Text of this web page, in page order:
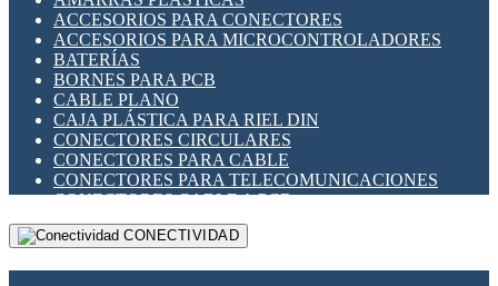
INDICADORES PARA PANEL
INTERFACES DE RELÉ
INTERRUPTORES FIN DE CARRERA
LLAVES CONMUTADORAS
MEDIDORES DE ENERGÍA Y TC'S DE CORRIENTE
MOTORES PASO A PASO
PANTALLAS HMI
PLC -CONTROLADORES LÓGICO PROGRAMABLES
PROGRAMADORES DE HORARIO
RELÉS DE PROTECCIÓN
SENSORES CAPACITIVOS
ACCESORIOS PARA CONECTORES
ACCESORIOS PARA MICROCONTROLADORES
BATERÍAS
BORNES PARA PCB
CABLE PLANO
CAJA PLÁSTICA PARA RIEL DIN
CONECTORES CIRCULARES
CONECTORES PARA CABLE
CONECTORES PARA TELECOMUNICACIONES
CONECTORES CABLE A PCB
CONECTORES PCB A CABLE
DIP SWITCHESCONECTIVIDAD